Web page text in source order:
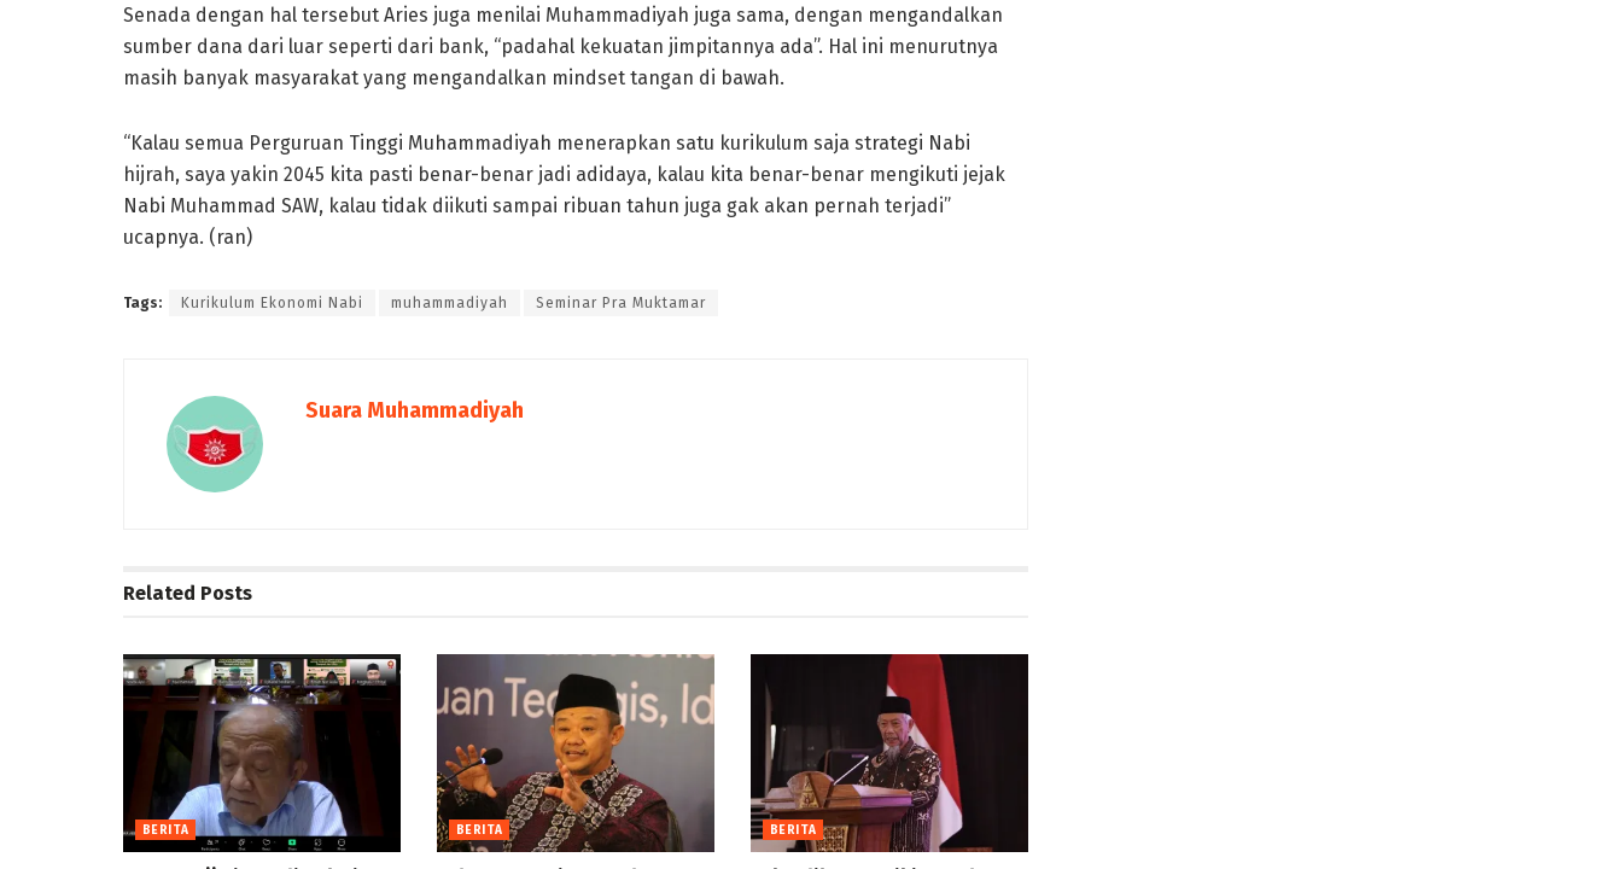
Senada dengan hal tersebut Aries juga menilai Muhammadiyah juga sama, dengan mengandalkan
sumber dana dari luar seperti dari bank, “padahal kekuatan jimpitannya ada”. Hal ini menurutnya
masih banyak masyarakat yang mengandalkan mindset tangan di bawah.
“Kalau semua Perguruan Tinggi Muhammadiyah menerapkan satu kurikulum saja strategi Nabi
hijrah, saya yakin 2045 kita pasti benar-benar jadi adidaya, kalau kita benar-benar mengikuti jejak
Nabi Muhammad SAW, kalau tidak diikuti sampai ribuan tahun juga gak akan pernah terjadi”
ucapnya. (ran)
Tags: Kurikulum Ekonomi Nabi muhammadiyah Seminar Pra Muktamar
Suara Muhammadiyah
Related Posts
BERITA BERITA BERITA